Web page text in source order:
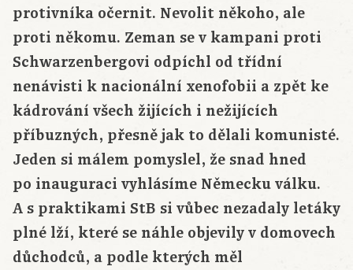
protivníka očernit. Nevolit někoho, ale
proti někomu. Zeman se v kampani proti
Schwarzenbergovi odpíchl od třídní
nenávisti k nacionální xenofobii a zpět ke
kádrování všech žijících i nežijících
příbuzných, přesně jak to dělali komunisté.
Jeden si málem pomyslel, že snad hned
po inauguraci vyhlásíme Německu válku.
A s praktikami StB si vůbec nezadaly letáky
plné lží, které se náhle objevily v domovech
důchodců, a podle kterých měl